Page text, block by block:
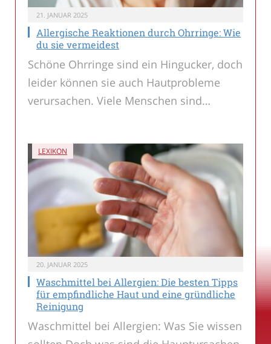
21. JANUAR 2025
Allergische Reaktionen durch Ohrringe: Wie
du sie vermeidest
Schöne Ohrringe sind ein Hingucker, doch
leider können sie auch Hautprobleme
verursachen. Viele Menschen sind…
LEXIKON
20. JANUAR 2025
Waschmittel bei Allergien: Die besten Tipps
für empfindliche Haut und eine gründliche
Reinigung
Waschmittel bei Allergien: Was Sie wissen